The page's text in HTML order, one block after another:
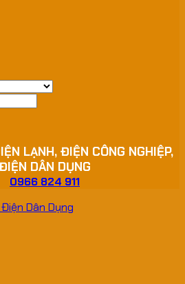
LẠNH, ĐIỆN CÔNG NGHIỆP,
DÂN DỤNG
0966 824 911
Dân Dụng